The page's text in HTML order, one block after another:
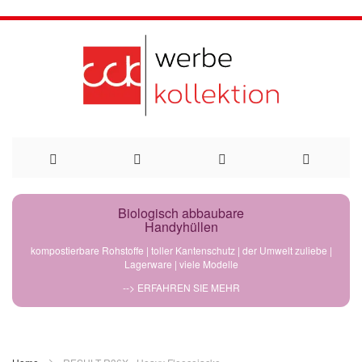
Direkt
Biologisch abbaubare
Handyhüllen
kompostierbare Rohstoffe | toller Kantenschutz | der Umwelt zuliebe |
Lagerware | viele Modelle
--> ERFAHREN SIE MEHR